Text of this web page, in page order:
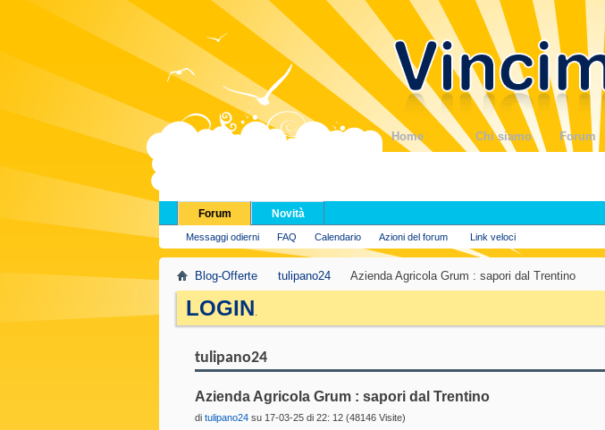
Home Chi siamo Forum
Forum
Messaggi odierni FAQ Calendario Azioni del forum Link veloci
Novità
Blog-Offerte tulipano24 Azienda Agricola Grum : sapori dal Trentino
LOGIN.
tulipano24
Azienda Agricola Grum : sapori dal Trentino
di tulipano24 su 17-03-25 di 22: 12 (48146 Visite)